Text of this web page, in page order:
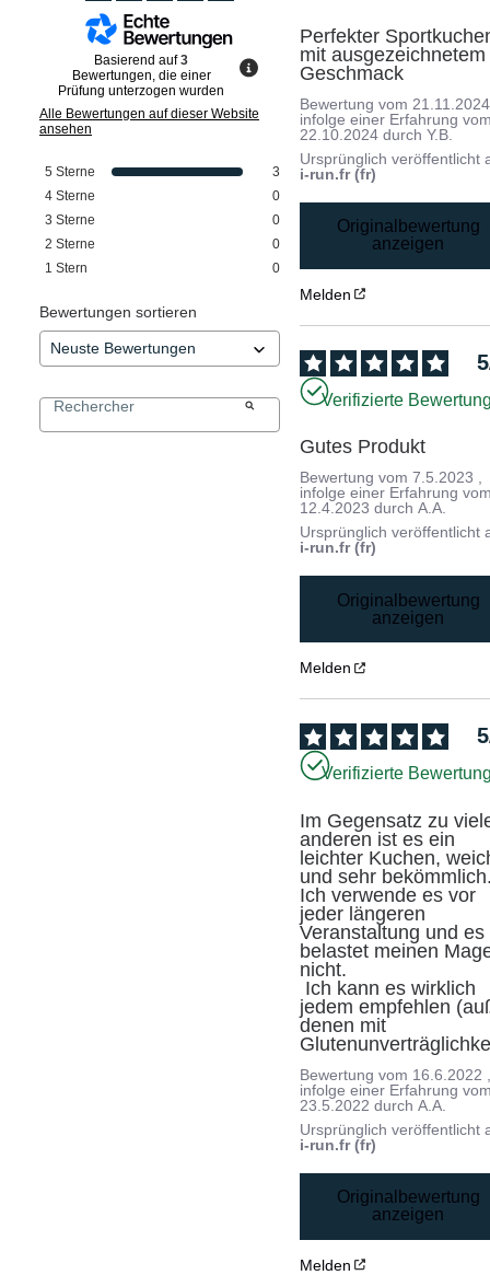
Basierend auf3
Bewertungen, die einer
Prüfung unterzogen wurden
Alle Bewertungen auf dieser Website
ansehen
5 Sterne
3
4 Sterne
0
3 Sterne
0
2 Sterne
0
1 Stern 0
Bewertungen sortieren
Perfekter
mit ausgezeichnetem
Geschmack
Bewertung vom 21.11.2024
infolge einer Erfahrung
22.10.2024 durchY.B.
Ursprünglich veröffentlicht
i-run.fr (fr)
Originalbewertung
anzeigen
Melden
5
Verifizierte
Gutes Produkt
Bewertung vom7.5.2023
infolge einer Erfahrung
12.4.2023 durchA.A.
Ursprünglich veröffentlicht
i-run.fr (fr)
Originalbewertung
anzeigen
Melden
5
Verifizierte
Im Gegensatz zu
anderen ist es ein
leichter Kuchen,
und sehr
Ich verwende es vor
jeder längeren
Veranstaltung und es
belastet meinen
nicht.
jedem empfehlen
denen mit
Bewertung vom 16.6.2022
infolge einer Erfahrung
23.5.2022 durchA.A.
Ursprünglich veröffentlicht
i-run.fr (fr)
Originalbewertung
anzeigen
Melden